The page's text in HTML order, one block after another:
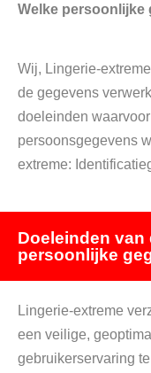
Welke persoonlijke
Wij, Lingerie-
de gegevens
doeleinden
persoonsgegevens
extreme:
Doeleinden
persoonlijke
Lingerie-extreme
een veilige,
gebruikerservaring